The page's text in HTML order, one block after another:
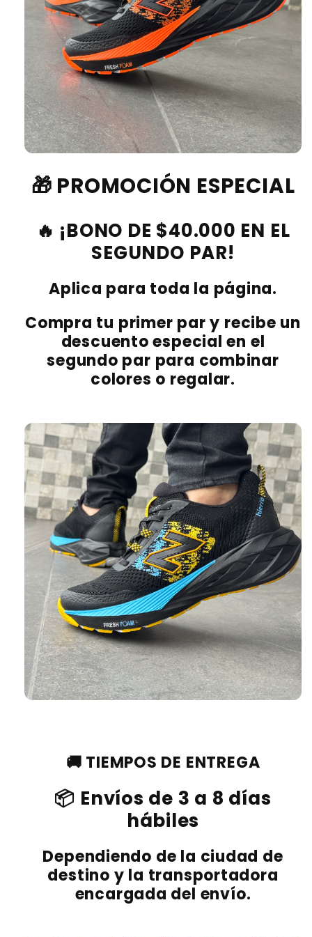
🎁 PROMOCIÓN ESPECIAL
🔥 ¡BONO DE $40.000 EN EL
SEGUNDO PAR!
Aplica para toda la página.
Compra tu primer par y recibe un
descuento especial en el
segundo par para combinar
colores o regalar.
🚚 TIEMPOS DE ENTREGA
📦 Envíos de 3 a 8 días
hábiles
Dependiendo de la ciudad de
destino y la transportadora
encargada del envío.